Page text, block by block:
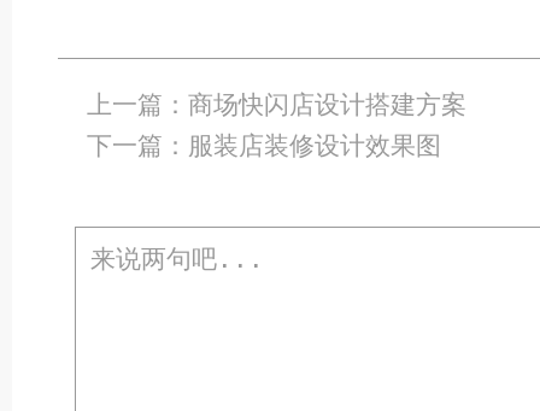
上一篇：商场快闪店设计搭建方案
下一篇： 服装店装修设计效果图